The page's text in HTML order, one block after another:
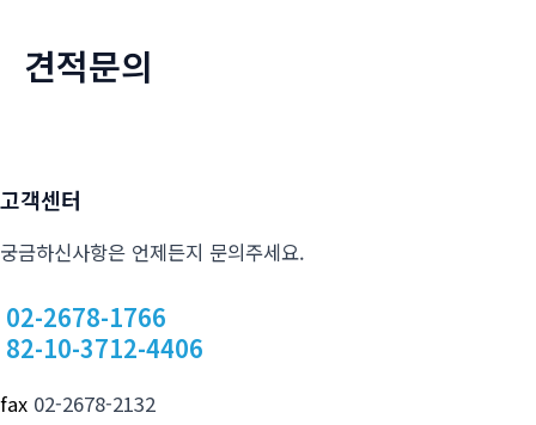
견적문의
고객센터
궁금하신사항은 언제든지 문의주세요.
02-2678-1766
82-10-3712-4406
fax 02-2678-2132